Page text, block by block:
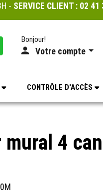
- SERVICE CLIENT : 02 41
Bonjour!
Votre compte
CONTRÔLE D'ACCÈS
mural 4